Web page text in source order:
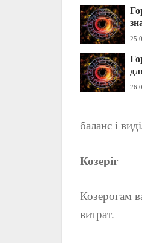
баланс і
Козеріг
Козерогам
витрат.